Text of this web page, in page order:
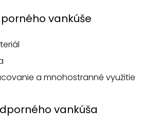
vankúše
a mnohostranné využitie
vankúša